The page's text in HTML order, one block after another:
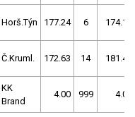
Horš.Týn 177.24 6 174.10
Č.Kruml. 172.63 14 181.42
KK
Brand
4.00 999 4.00